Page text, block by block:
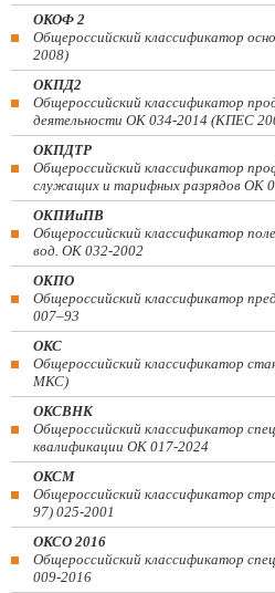
ОКОФ 2
Общероссийский классификатор
2008)
ОКПД2
Общероссийский классификатор
деятельности ОК 034-2014 (КПЕС
ОКПДТР
Общероссийский классификатор
служащих и тарифных разрядов ОК
ОКПИиПВ
Общероссийский классификатор
вод. ОК 032-2002
ОКПО
Общероссийский классификатор
007–93
ОКС
Общероссийский классификатор
МКС)
ОКСВНК
Общероссийский классификатор
квалификации ОК 017-2024
ОКСМ
Общероссийский классификатор
97) 025-2001
ОКСО 2016
Общероссийский классификатор
009-2016